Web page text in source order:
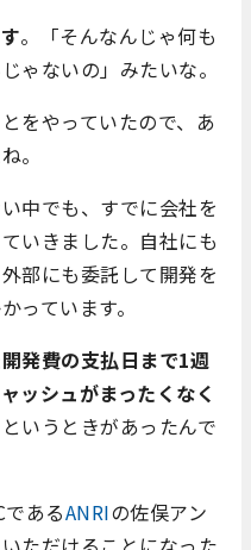
。「そんなんじゃ何も
ゃないの」みたいな。
をやっていたので、あ
。
中でも、すでに会社を
いきました。自社にも
部にも委託して開発を
っています。
発費の支払日まで1週
ッシュがまったくなく
いうときがあったんで
あるANRIの佐俣アン